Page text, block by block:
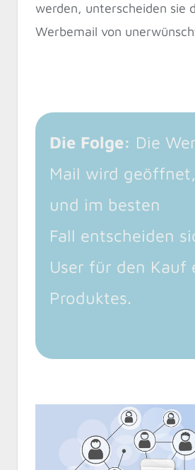
werden, unterscheiden sie
Werbemail von
Die Folge: Die
Mail wird
und im besten
Fall entscheiden
User für den Kauf
Produktes.